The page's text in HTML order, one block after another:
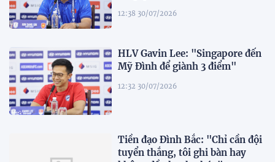
12:38 30/07/2026
HLV Gavin Lee: "Singapore đến
Mỹ Đình để giành 3 điểm"
12:32 30/07/2026
Tiền đạo Đình Bắc: "Chỉ cần đội
tuyển thắng, tôi ghi bàn hay